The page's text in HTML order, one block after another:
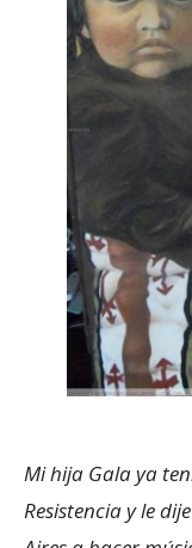
Mi hija Gala ya
Resistencia y le